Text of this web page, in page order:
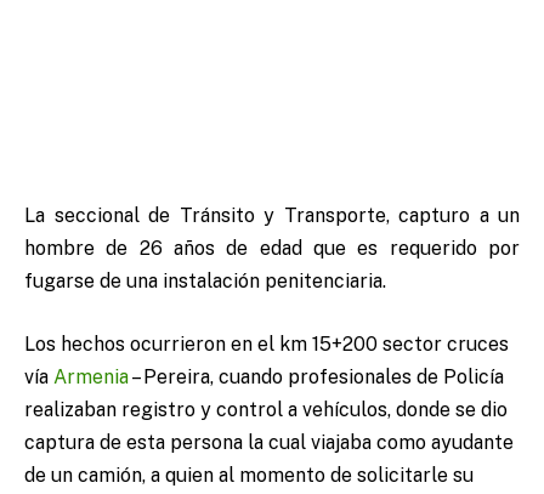
La seccional de Tránsito y Transporte, capturo a un
hombre de 26 años de edad que es requerido por
fugarse de una instalación penitenciaria.
Los hechos ocurrieron en el km 15+200 sector cruces
vía Armenia– Pereira, cuando profesionales de Policía
realizaban registro y control a vehículos, donde se dio
captura de esta persona la cual viajaba como ayudante
de un camión, a quien al momento de solicitarle su